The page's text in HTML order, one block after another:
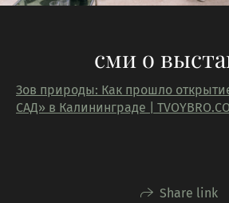
сми о
Зов природы: Как прошло
САД» в Калининграде |
Share link